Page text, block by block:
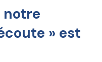
notre
» est